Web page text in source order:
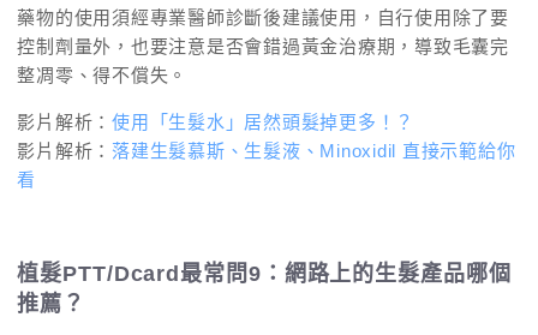
藥物的使用須經專業醫師診斷後建議使用，自行使用除了要
控制劑量外，也要注意是否會錯過黃金治療期，導致毛囊完
整凋零、得不償失。
影片解析：使用「生髮水」居然頭髮掉更多！？
影片解析： 落建生髮慕斯、生髮液、Minoxidil 直接示範給你
看
植髮PTT/Dcard最常問9：網路上的生髮產品哪個
推薦？